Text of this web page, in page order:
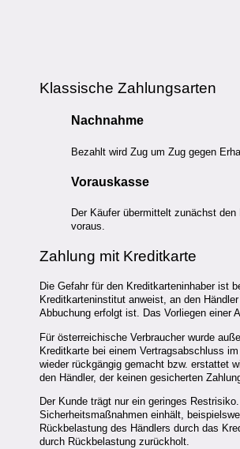
Klassische Zahlungsarten
Nachnahme
Bezahlt wird Zug um Zug gegen
Vorauskasse
Der Käufer übermittelt zunächst
voraus.
Zahlung mit Kreditkarte
Die Gefahr für den Kreditkarteninhaber ist
Kreditkarteninstitut anweist, an den
Abbuchung erfolgt ist. Das Vorliegen einer
Für österreichische Verbraucher wurde
Kreditkarte bei einem Vertragsabschluss
wieder rückgängig gemacht bzw. erstattet
den Händler, der keinen gesicherten
Der Kunde trägt nur ein geringes
Sicherheitsmaßnahmen einhält,
Rückbelastung des Händlers durch das
durch Rückbelastung zurückholt.